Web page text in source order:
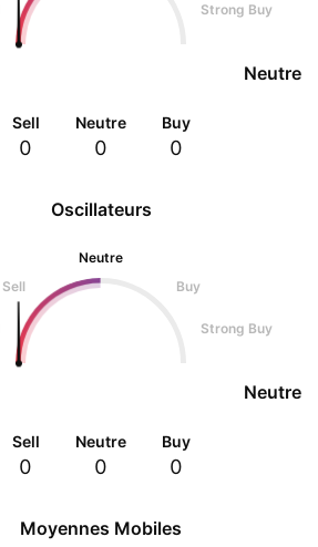
Oscillateurs
Neutre
Sell
Buy
Strong Buy
Neutre
Sell
0
Neutre
0
Buy
0
Strong Buy
Neutre
Sell
0
Neutre
0
Buy
0
Moyennes Mobiles